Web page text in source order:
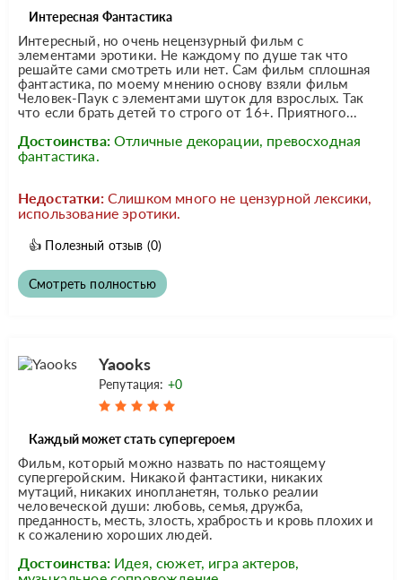
Интересная Фантастика
Интересный, но очень нецензурный фильм с
элементами эротики. Не каждому по душе так что
решайте сами смотреть или нет. Сам фильм сплошная
фантастика, по моему мнению основу взяли фильм
Человек-Паук с элементами шуток для взрослых. Так
что если брать детей то строго от 16+. Приятного...
Достоинства: Отличные декорации, превосходная
фантастика.
Недостатки: Слишком много не цензурной лексики,
использование эротики.
👍 Полезный отзыв (0)
Смотреть полностью
Yaooks
Репутация: +0
Каждый может стать супергероем
Фильм, который можно назвать по настоящему
супергеройским. Никакой фантастики, никаких
мутаций, никаких инопланетян, только реалии
человеческой души: любовь, семья, дружба,
преданность, месть, злость, храбрость и кровь плохих и
к сожалению хороших людей.
Достоинства: Идея, сюжет, игра актеров,